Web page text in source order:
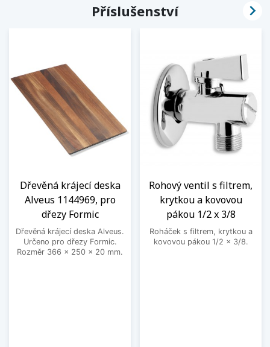
Příslušenství
Dřevěná krájecí deska
Alveus 1144969, pro
dřezy Formic
Dřevěná krájecí deska Alveus.
Určeno pro dřezy Formic.
Rozměr 366 x 250 x 20 mm.
Rohový ventil s filtrem,
krytkou a kovovou
pákou 1/2 x 3/8
Roháček s filtrem, krytkou a
kovovou pákou 1/2 x 3/8.
